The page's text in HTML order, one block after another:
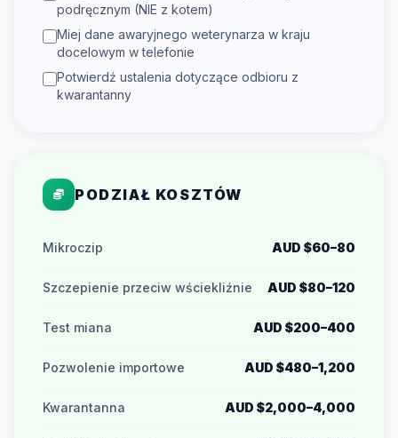
podręcznym (NIE z kotem)
Miej dane awaryjnego weterynarza w kraju
docelowym w telefonie
Potwierdź ustalenia dotyczące odbioru z
kwarantanny
PODZIAŁ KOSZTÓW
Mikroczip AUD $60–80
Szczepienie przeciw wściekliźnie AUD $80–120
Test miana AUD $200–400
Pozwolenie importowe AUD $480–1,200
Kwarantanna AUD $2,000–4,000